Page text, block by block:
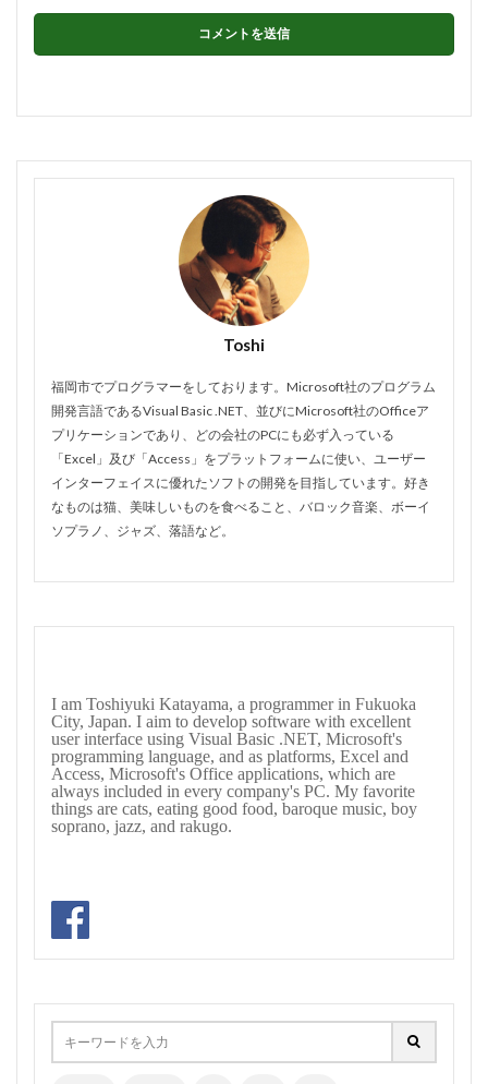
Toshi
福岡市でプログラマーをしております。Microsoft社のプログラム
開発言語であるVisual Basic .NET、並びにMicrosoft社のOfficeア
プリケーションであり、どの会社のPCにも必ず入っている
「Excel」及び「Access」をプラットフォームに使い、ユーザー
インターフェイスに優れたソフトの開発を目指しています。好き
なものは猫、美味しいものを食べること、バロック音楽、ボーイ
ソプラノ、ジャズ、落語など。
I am Toshiyuki Katayama, a programmer in Fukuoka
City, Japan. I aim to develop software with excellent
user interface using Visual Basic .NET, Microsoft's
programming language, and as platforms, Excel and
Access, Microsoft's Office applications, which are
always included in every company's PC. My favorite
things are cats, eating good food, baroque music, boy
soprano, jazz, and rakugo.